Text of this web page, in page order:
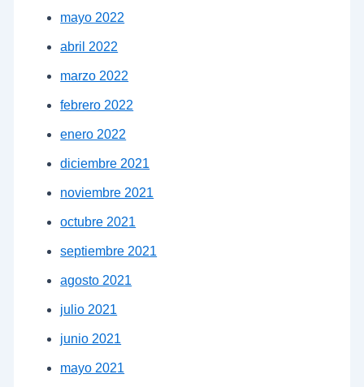
mayo 2022
abril 2022
marzo 2022
febrero 2022
enero 2022
diciembre 2021
noviembre 2021
octubre 2021
septiembre 2021
agosto 2021
julio 2021
junio 2021
mayo 2021